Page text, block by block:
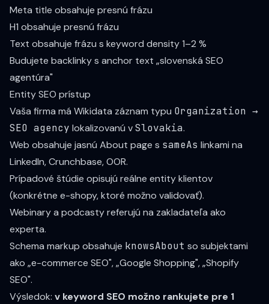
Meta title obsahuje presnú frázu
H1 obsahuje presnú frázu
Text obsahuje frázu s keyword density 1–2 %
Budujete backlinky s anchor text „slovenská SEO
agentúra"
Entity SEO prístup
Vaša firma má Wikidata záznam typu Organization →
SEO agency lokalizovanú vSlovakia.
Web obsahuje jasnú About page s sameAs linkami na
LinkedIn, Crunchbase, OOR.
Prípadové štúdie opisujú reálne entity klientov
(konkrétne e-shopy, ktoré možno validovať).
Webinary a podcasty referujú na zakladateľa ako
experta.
Schema markup obsahuje knowsAbout so subjektami
ako „e-commerce SEO", „Google Shopping", „Shopify
SEO".
Výsledok: v keyword SEO možno rankujete pre 1